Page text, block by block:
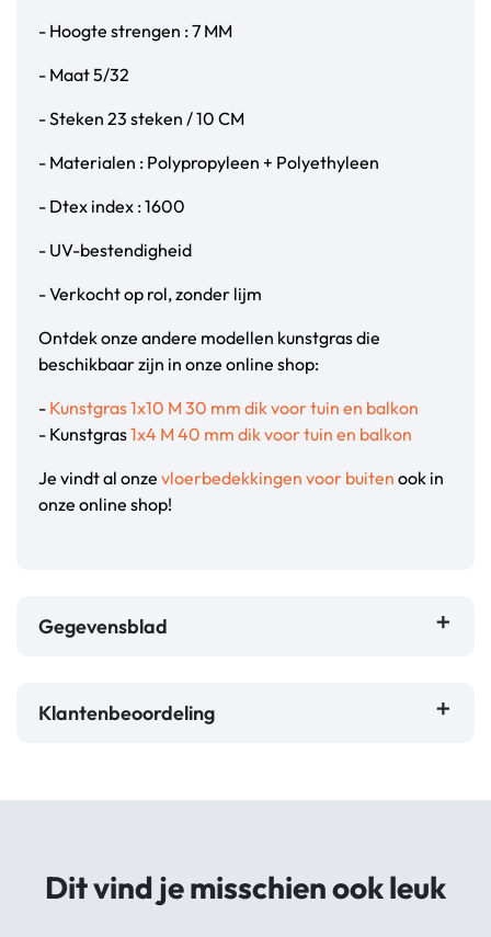
- Hoogte strengen : 7 MM
- Maat 5/32
- Steken 23 steken / 10 CM
- Materialen : Polypropyleen + Polyethyleen
- Dtex index : 1600
- UV-bestendigheid
- Verkocht op rol, zonder lijm
Ontdek onze andere modellen kunstgras die
beschikbaar zijn in onze online shop:
- Kunstgras 1x10 M 30 mm dik voor tuin en balkon
- Kunstgras1x4 M 40 mm dik voor tuin en balkon
Je vindt al onze vloerbedekkingen voor buiten ook in
onze online shop!
Gegevensblad
Klantenbeoordeling
Dit vind je misschien ook leuk